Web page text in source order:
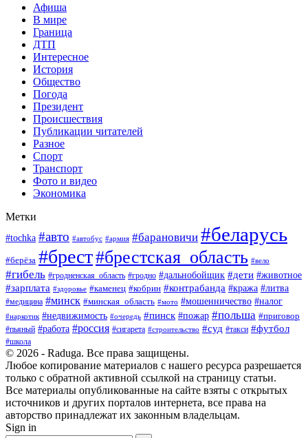
Афиша
В мире
Граница
ДТП
Интересное
История
Общество
Погода
Президент
Происшествия
Публикации читателей
Разное
Спорт
Транспорт
Фото и видео
Экономика
Метки
#tochka #авто #автобус #армия #барановичи #беларусь
#берёза #брест#брестская_область #вело
#гибель #гродненская_область #гродно #дальнобойщик #дети #животное
#зарплата #здоровье #каменец #кобрин #контрабанда #кража #литва
#медицина #минск #минская_область #мото #мошенничество #налог
#наркотик #недвижимость #очередь #пинск #пожар #польша #приговор
#пьяный #работа #россия #сигарета #строительство #суд #такси #футбол
#школа
© 2026 - Raduga. Все права защищены.
Любое копирование материалов с нашего ресурса разрешается
только с обратной активной ссылкой на страницу статьи.
Все материалы опубликованные на сайте взяты с открытых
источников и других порталов интернета, все права на
авторство принадлежат их законным владельцам.
Sign in